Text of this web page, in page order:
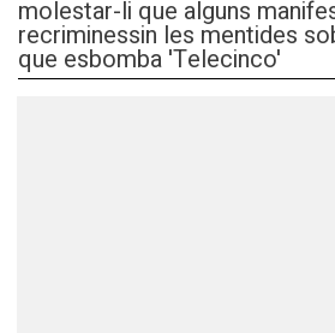
molestar-li que alguns
recriminessin les mentides
que esbomba 'Telecinco'